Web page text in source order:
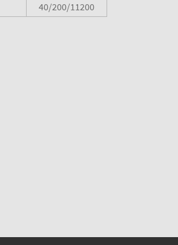
40/200/11200